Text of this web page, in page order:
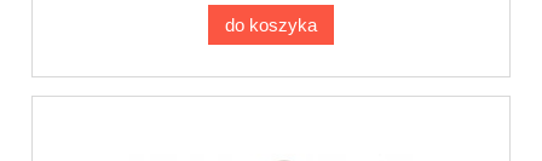
do koszyka